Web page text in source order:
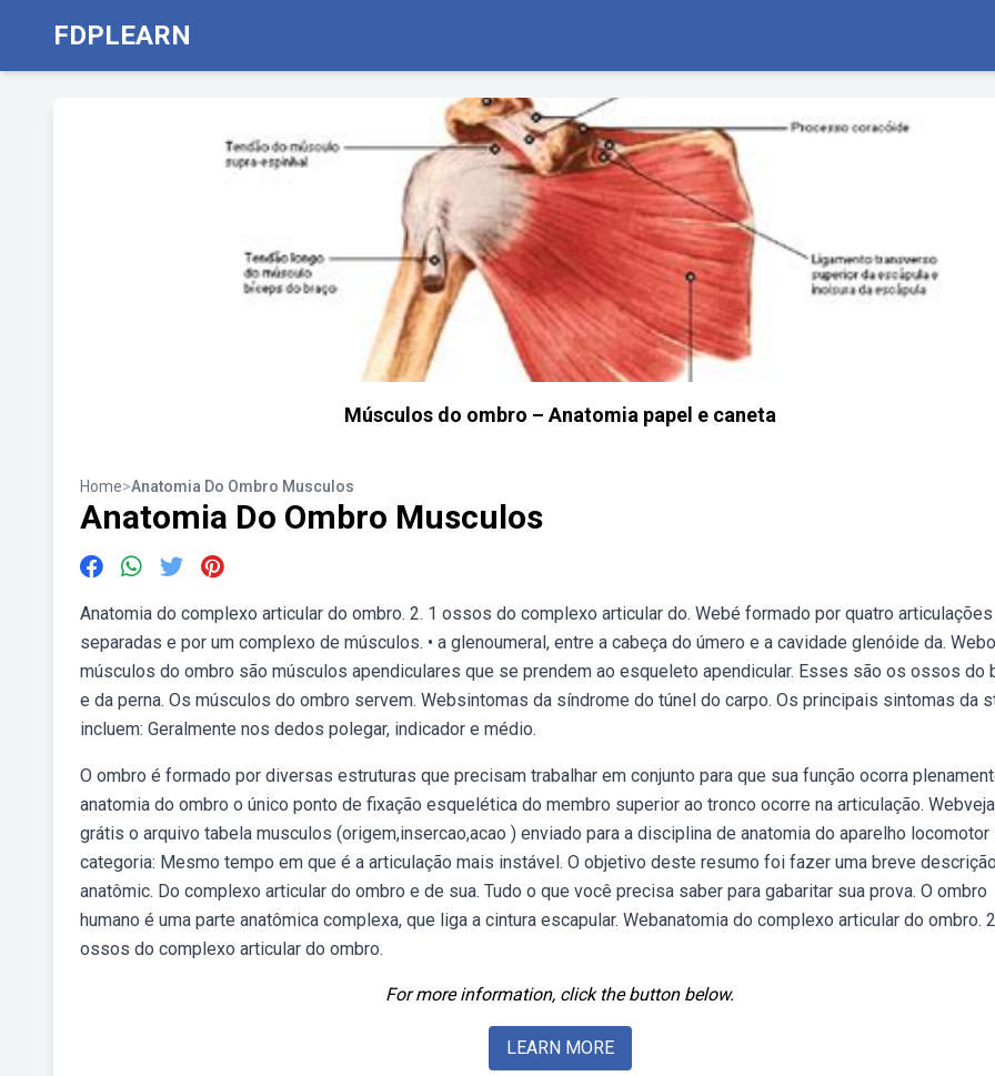
FDPLEARN
Músculos do ombro – Anatomia papel e caneta
Home>Anatomia Do Ombro Musculos
Anatomia Do Ombro Musculos
Anatomia do complexo articular do ombro. 2. 1 ossos do complexo articular do. Webé formado por quatro articulações
separadas e por um complexo de músculos. • a glenoumeral, entre a cabeça do úmero e a cavidade glenóide da.
músculos do ombro são músculos apendiculares que se prendem ao esqueleto apendicular. Esses são os ossos do
e da perna. Os músculos do ombro servem. Websintomas da síndrome do túnel do carpo. Os principais sintomas da
incluem: Geralmente nos dedos polegar, indicador e médio.
O ombro é formado por diversas estruturas que precisam trabalhar em conjunto para que sua função ocorra
anatomia do ombro o único ponto de fixação esquelética do membro superior ao tronco ocorre na articulação. Webveja
grátis o arquivo tabela musculos (origem,insercao,acao ) enviado para a disciplina de anatomia do aparelho locomotor
categoria: Mesmo tempo em que é a articulação mais instável. O objetivo deste resumo foi fazer uma breve
anatômic. Do complexo articular do ombro e de sua. Tudo o que você precisa saber para gabaritar sua prova. O ombro
humano é uma parte anatômica complexa, que liga a cintura escapular. Webanatomia do complexo articular do ombro.
ossos do complexo articular do ombro.
For more information, click the button below.
LEARN MORE